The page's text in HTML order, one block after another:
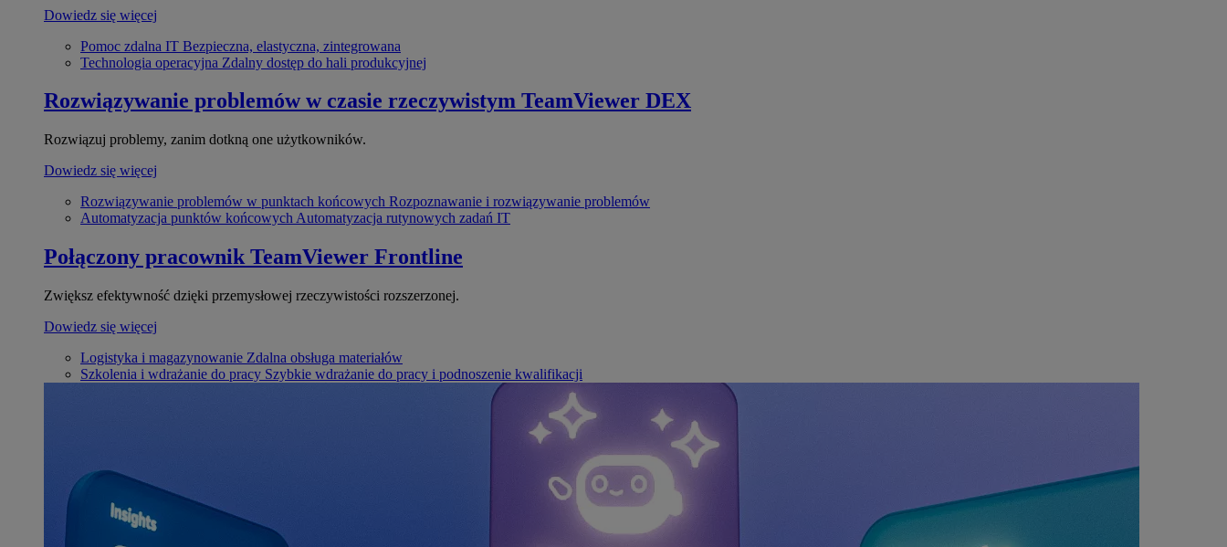
Dowiedz się więcej
Pomoc zdalna IT Bezpieczna, elastyczna, zintegrowana
Technologia operacyjna Zdalny dostęp do hali produkcyjnej
Rozwiązywanie problemów w czasie rzeczywistym TeamViewer DEX
Rozwiązuj problemy, zanim dotkną one użytkowników.
Dowiedz się więcej
Rozwiązywanie problemów w punktach końcowych Rozpoznawanie i rozwiązywanie problemów
Automatyzacja punktów końcowych Automatyzacja rutynowych zadań IT
Połączony pracownik TeamViewer Frontline
Zwiększ efektywność dzięki przemysłowej rzeczywistości rozszerzonej.
Dowiedz się więcej
Logistyka i magazynowanie Zdalna obsługa materiałów
Szkolenia i wdrażanie do pracy Szybkie wdrażanie do pracy i podnoszenie kwalifikacji